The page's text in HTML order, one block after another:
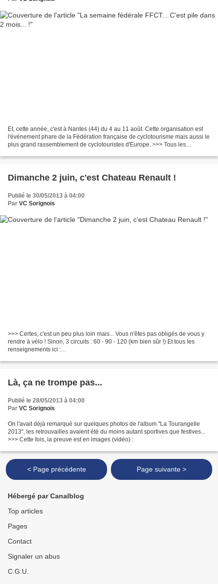
Et, cette année, c'est à Nantes (44) du 4 au 11 août. Cette organisation est
l'événement phare de la Fédération française de cyclotourisme mais aussi le
plus grand rassemblement de cyclotouristes d'Europe. >>> Tous les
Dimanche 2 juin, c'est Chateau Renault !
Publié le 30/05/2013 à 04:00
Par VC Sorignois
>>> Certes, c'est un peu plus loin mais... Vous n'êtes pas obligés de vous y
rendre à vélo ! Sinon, 3 circuits : 60 - 90 - 120 (km bien sûr !) Et tous les
renseignements ici :
Là, ça ne trompe pas...
Publié le 28/05/2013 à 04:00
Par VC Sorignois
On l'avait déjà remarqué sur quelques photos de l'album "La Tourangelle
2013", les retrouvailles avaient été du moins autant sportives que festives...
>>> Cette fois, la preuve est en images (vidéo) :
< Page précédente Page suivante >
Hébergé par Canalblog
Top articles
Pages
Contact
Signaler un abus
C.G.U.